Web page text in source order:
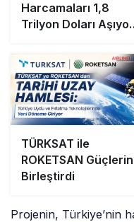
Harcamaları 1,8
Trilyon Doları
Yerini Korudu
TÜRKSAT ile
ROKETSAN
Birleştirdi
Projenin, Türkiye’nin